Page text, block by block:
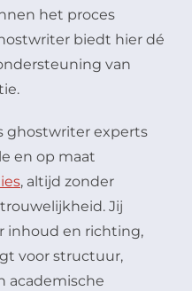
het proces
biedt hier dé
van
ghostwriter experts
en op maat
, altijd zonder
Jij
inhoud en richting,
voor structuur,
academische